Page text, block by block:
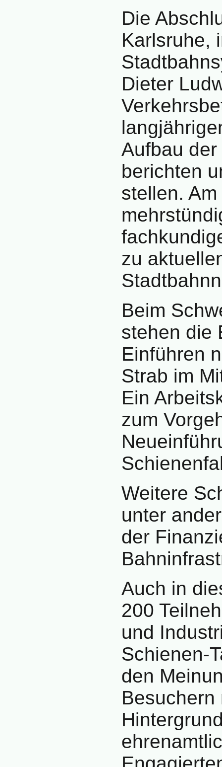
Die
Karlsruhe,
Dieter
Aufbau
berichten
stellen.
zu
Beim
stehen die
Einführen
Strab im
Ein
zum
Weitere
unter
der
Auch in
200
und
Schienen-
den